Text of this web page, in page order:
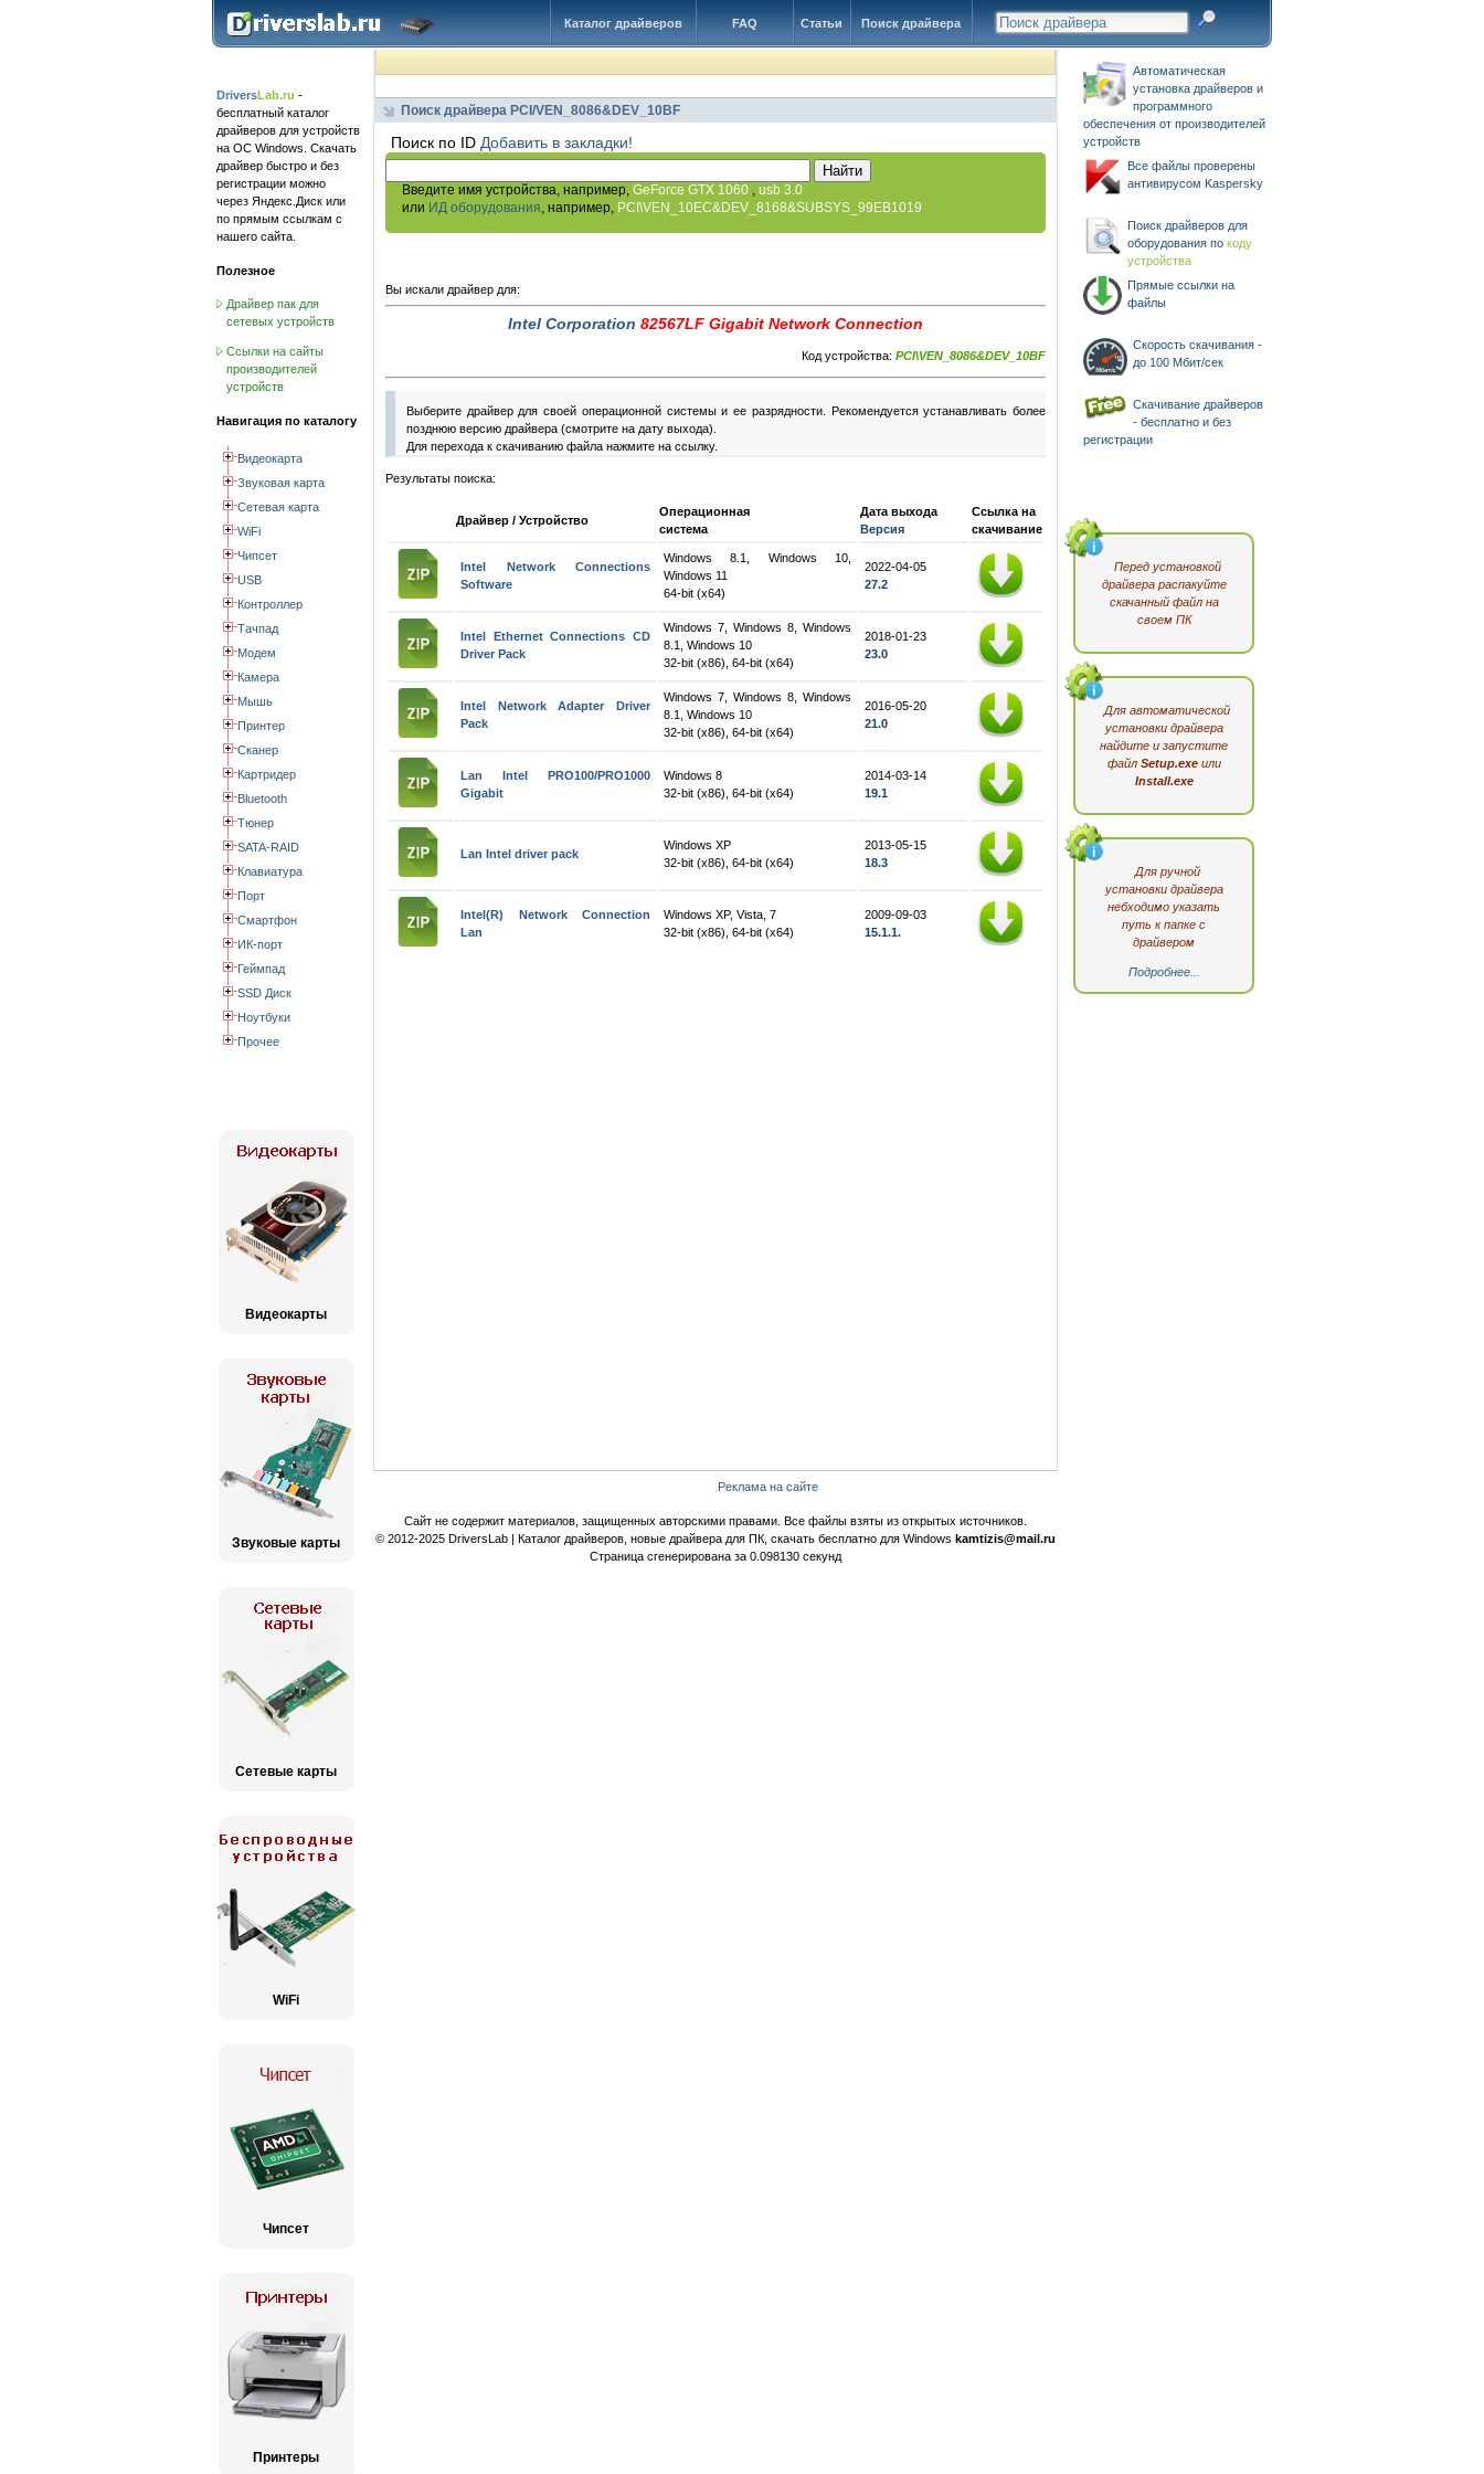
Поиск драйвера
Статьи
FAQ
Каталог драйверов
DriversLab.ru -
бесплатный каталог
драйверов для устройств
на ОС Windows. Скачать
драйвер быстро и без
регистрации можно
через Яндекс.Диск или
по прямым ссылкам с
нашего сайта.
Полезное
Драйвер пак для
сетевых устройств
Ссылки на сайты
производителей
устройств
Навигация по каталогу
Видеокарта
Звуковая карта
Сетевая карта
WiFi
Чипсет
USB
Контроллер
Тачпад
Модем
Камера
Мышь
Принтер
Сканер
Картридер
Bluetooth
Тюнер
SATA-RAID
Клавиатура
Порт
Смартфон
ИК-порт
Геймпад
SSD Диск
Ноутбуки
Прочее
Видеокарты
Звуковые карты
Сетевые карты
WiFi
Чипсет
Принтеры
Автоматическая
установка драйверов и
программного
обеспечения от производителей
устройств
Все файлы проверены
антивирусом Kaspersky
Поиск драйверов для
оборудования по коду
устройства
Прямые ссылки на
файлы
Скорость скачивания -
до 100 Мбит/сек
Скачивание драйверов
- бесплатно и без
регистрации
Перед установкой
драйвера распакуйте
скачанный файл на
своем ПК
Для автоматической
установки драйвера
найдите и запустите
файл Setup.exeили
Install.exe
Для ручной
установки драйвера
небходимо указать
путь к папке с
драйвером
Подробнее...
Поиск драйвера PCI/VEN_8086&DEV_10BF
Поиск по ID Добавить в закладки!
Введите имя устройства, например, GeForce GTX 1060 , usb 3.0
или ИД оборудования, например, PCI\VEN_10EC&DEV_8168&SUBSYS_99EB1019
Вы искали драйвер для:
Intel Corporation 82567LF Gigabit Network Connection
Код устройства: PCI\VEN_8086&DEV_10BF
Выберите драйвер для своей операционной системы и ее разрядности. Рекомендуется устанавливать более
позднюю версию драйвера (смотрите на дату выхода).
Для перехода к скачиванию файла нажмите на ссылку.
Результаты поиска:
Драйвер / Устройство
Операционная
система
Дата выхода
Версия
Ссылка на
скачивание
Intel Network Connections
Software
Windows 8.1, Windows 10,
Windows 11
64-bit (x64)
2022-04-05
27.2
Intel Ethernet Connections CD
Driver Pack
Windows 7, Windows 8, Windows
8.1, Windows 10
32-bit (x86), 64-bit (x64)
2018-01-23
23.0
Intel Network Adapter Driver
Pack
Windows 7, Windows 8, Windows
8.1, Windows 10
32-bit (x86), 64-bit (x64)
2016-05-20
21.0
Lan Intel PRO100/PRO1000
Gigabit
Windows 8
32-bit (x86), 64-bit (x64)
2014-03-14
19.1
Lan Intel driver pack
Windows XP
32-bit (x86), 64-bit (x64)
2013-05-15
18.3
Intel(R) Network Connection
Lan
Windows XP, Vista, 7
32-bit (x86), 64-bit (x64)
2009-09-03
15.1.1.
Реклама на сайте
Сайт не содержит материалов, защищенных авторскими правами. Все файлы взяты из открытых источников.
© 2012-2025 DriversLab | Каталог драйверов, новые драйвера для ПК, скачать бесплатно для Windows kamtizis@mail.ru
Страница сгенерирована за 0.098130 секунд